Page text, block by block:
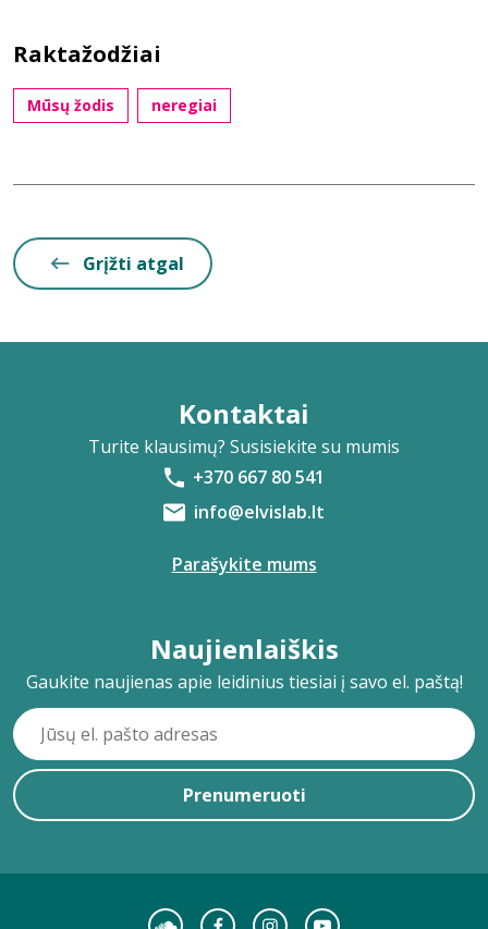
Raktažodžiai
Mūsų žodis neregiai
Grįžti atgal
Kontaktai
Turite klausimų? Susisiekite su mumis
+370 667 80 541
info@elvislab.lt
Parašykite mums
Naujienlaiškis
Gaukite naujienas apie leidinius tiesiai į savo el. paštą!
Prenumeruoti